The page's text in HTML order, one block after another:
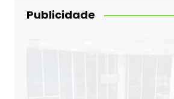
Publicidade